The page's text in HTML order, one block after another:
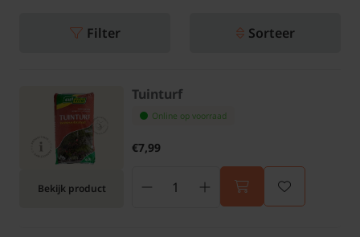
Filter Sorteer
Bekijk product
Tuinturf
Online op voorraad
€7,99